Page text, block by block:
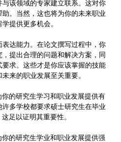
该领域的专家建立联系。这对你
。当然，这也将为你的未来职业
提供更多机会。
达能力。在论文撰写过程中，你
提出合理的问题和解决方案，同
求。这些才是你应该掌握的技能
来的职业发展至关重要。
的研究生学习和职业发展提供有
多学校都要求硕士研究生在毕业
足以证明其重要性。
的研究生学业和职业发展提供强